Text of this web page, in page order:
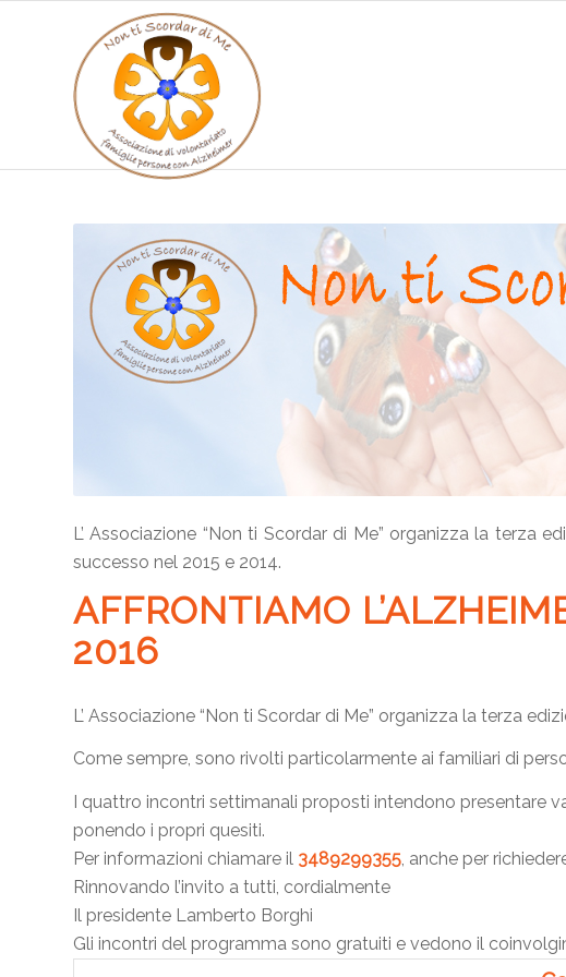
L’ Associazione “Non ti Scordar di Me” organizza la terza
successo nel 2015 e 2014.
AFFRONTIAMO
2016
L’ Associazione “Non ti Scordar di Me” organizza la terza
Come sempre, sono rivolti particolarmente ai familiari di
I quattro incontri settimanali proposti intendono presentare
ponendo i propri quesiti.
Per informazioni chiamare il 3489299355, anche per
Rinnovando l’invito a tutti, cordialmente
Il presidente Lamberto Borghi
Gli incontri del programma sono gratuiti e vedono il